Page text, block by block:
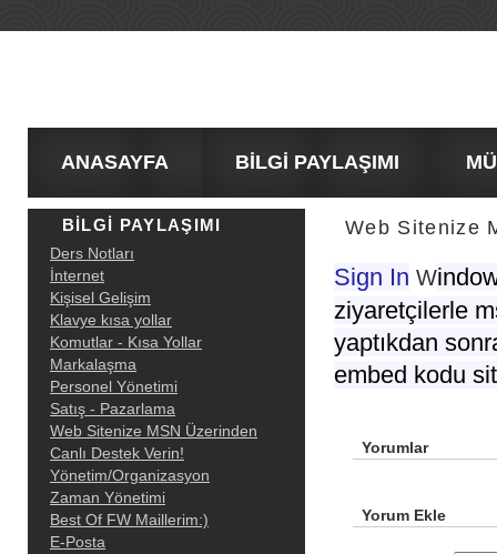
ANASAYFA BİLGİ PAYLAŞIMI
BİLGİ PAYLAŞIMI
Ders Notları
İnternet
Kişisel Gelişim
Klavye kısa yollar
Komutlar - Kısa Yollar
Markalaşma
Personel Yönetimi
Satış - Pazarlama
Web Sitenize MSN Üzerinden
Canlı Destek Verin!
Yönetim/Organizasyon
Zaman Yönetimi
Best Of FW Maillerim:)
E-Posta
Web Sitenize
Sign In W
ziyaretçilerle
yaptıkdan
embed kodu
Yorumlar
Yorum Ekle